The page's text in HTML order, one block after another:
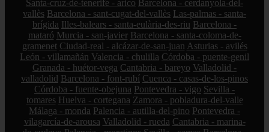
Santa-cruz-de-tenerife - arico Barcelona - cerdanyola-del-
vallès Barcelona - sant-cugat-del-vallès Las-palmas - santa-
brígida Illes-balears - santa-eulària-des-riu Barcelona -
mataró Murcia - san-javier Barcelona - santa-coloma-de-
gramenet Ciudad-real - alcázar-de-san-juan Asturias - avilés
León - villamañán Valencia - chulilla Córdoba - puente-genil
Granada - huétor-vega Cantabria - bareyo Valladolid -
valladolid Barcelona - font-rubí Cuenca - casas-de-los-pinos
Córdoba - fuente-obejuna Pontevedra - vigo Sevilla -
tomares Huelva - cortegana Zamora - pobladura-del-valle
Málaga - monda Palencia - autilla-del-pino Pontevedra -
vilagarcía-de-arousa Valladolid - rueda Cantabria - marina-